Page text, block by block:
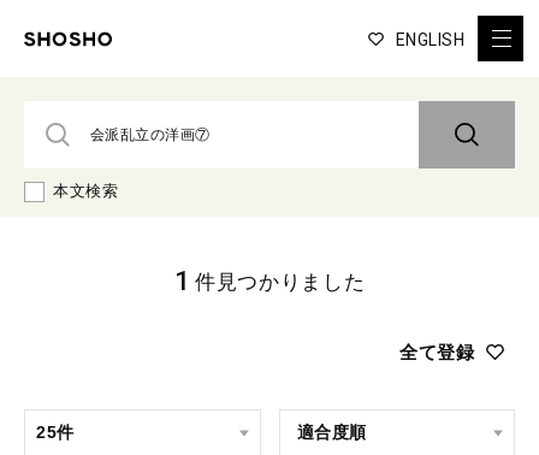
ENGLISH
本文検索
全て登録
1 件見つかりました